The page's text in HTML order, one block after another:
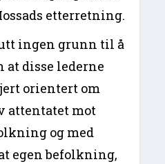
etterretning.
ingen grunn til å
at disse lederne
orientert om
attentatet mot
og med
egen befolkning,